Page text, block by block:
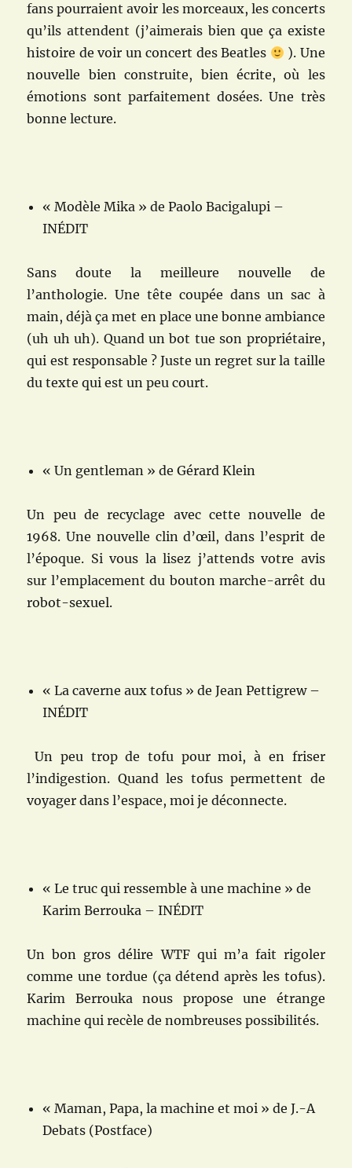
fans pourraient avoir les morceaux, les concerts
qu’ils attendent (j’aimerais bien que ça existe
histoire de voir un concert des Beatles
). Une
nouvelle bien construite, bien écrite, où les
émotions sont parfaitement dosées. Une très
bonne lecture.
« Modèle Mika » de Paolo Bacigalupi –
INÉDIT
Sans doute la meilleure nouvelle de
l’anthologie. Une tête coupée dans un sac à
main, déjà ça met en place une bonne ambiance
(uh uh uh). Quand un bot tue son propriétaire,
qui est responsable ? Juste un regret sur la taille
du texte qui est un peu court.
« Un gentleman » de Gérard Klein
Un peu de recyclage avec cette nouvelle de
1968. Une nouvelle clin d’œil, dans l’esprit de
l’époque. Si vous la lisez j’attends votre avis
sur l’emplacement du bouton marche-arrêt du
robot-sexuel.
« La caverne aux tofus » de Jean Pettigrew –
INÉDIT
Un peu trop de tofu pour moi, à en friser
l’indigestion. Quand les tofus permettent de
voyager dans l’espace, moi je déconnecte.
« Le truc qui ressemble à une machine » de
Karim Berrouka – INÉDIT
Un bon gros délire WTF qui m’a fait rigoler
comme une tordue (ça détend après les tofus).
Karim Berrouka nous propose une étrange
machine qui recèle de nombreuses possibilités.
« Maman, Papa, la machine et moi » de J.-A
Debats (Postface)